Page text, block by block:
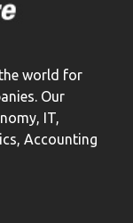
world for
Our
IT,
Accounting